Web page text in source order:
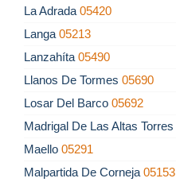
La Adrada 05420
Langa 05213
Lanzahíta 05490
Llanos De Tormes 05690
Losar Del Barco 05692
Madrigal De Las Altas Torres
Maello 05291
Malpartida De Corneja 05153